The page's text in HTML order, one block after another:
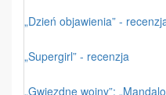
„Dzień objawienia” -
„Supergirl” - recenzja
„Gwiezdne wojny”: